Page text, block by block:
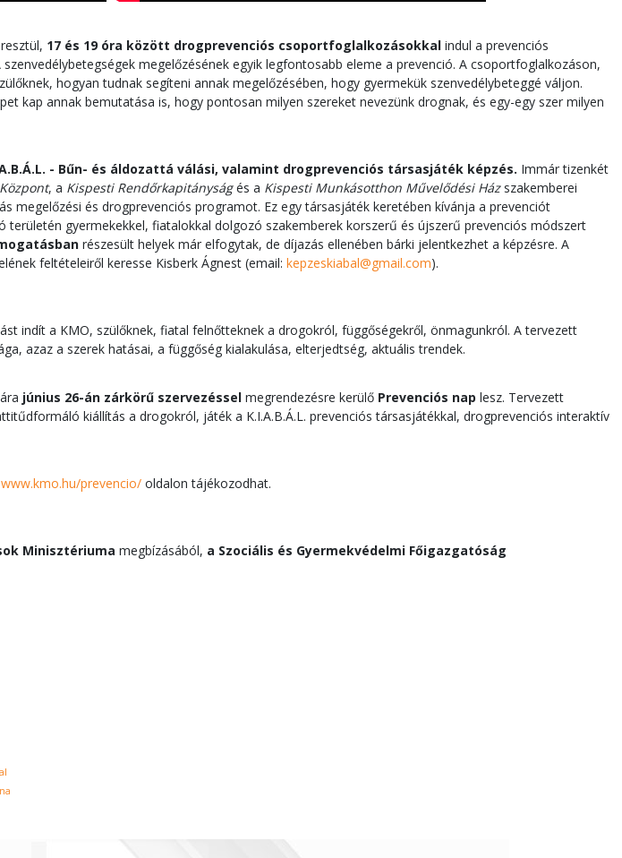
17 és 19 óra között drogprevenciós csoportfoglalkozásokkal indul a prevenciós
szenvedélybetegségek megelőzésének egyik legfontosabb eleme a prevenció. A csoportfoglalkozáson,
hogyan tudnak segíteni annak megelőzésében, hogy gyermekük szenvedélybeteggé váljon.
kap annak bemutatása is, hogy pontosan milyen szereket nevezünk drognak, és egy-egy szer milyen
- Bűn- és áldozattá válási, valamint drogprevenciós társasjáték képzés. Immár tizenkét
, a Kispesti Rendőrkapitányságés a Kispesti Munkásotthon Művelődési Házszakemberei
megelőzési és drogprevenciós programot. Ez egy társasjáték keretében kívánja a prevenciót
területén gyermekekkel, fiatalokkal dolgozó szakemberek korszerű és újszerű prevenciós módszert
részesült helyek már elfogytak, de díjazás ellenében bárki jelentkezhet a képzésre. A
feltételeiről keresse Kisberk Ágnest (email: kepzeskiabal@gmail.com).
indít a KMO, szülőknek, fiatal felnőtteknek a drogokról, függőségekről, önmagunkról. A tervezett
azaz a szerek hatásai, a függőség kialakulása, elterjedtség, aktuális trendek.
június 26-án zárkörű szervezéssel megrendezésre kerülő Prevenciós nap lesz. Tervezett
kiállítás a drogokról, játék a K.I.A.B.Á.L. prevenciós társasjátékkal, drogprevenciós interaktív
www.kmo.hu/prevencio/ oldalon tájékozodhat.
Minisztériuma megbízásából, a Szociális és Gyermekvédelmi Főigazgatóság